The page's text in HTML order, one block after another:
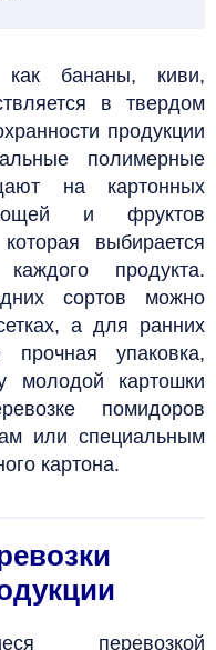
как бананы, киви,
в твердом
продукции
полимерные
на картонных
и фруктов
выбирается
продукта.
сортов можно
а для ранних
упаковка,
молодой картошки
помидоров
или специальным
картона.
перевозкой